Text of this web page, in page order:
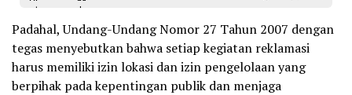
Padahal, Undang-Undang Nomor 27 Tahun 2007 dengan
tegas menyebutkan bahwa setiap kegiatan reklamasi
harus memiliki izin lokasi dan izin pengelolaan yang
berpihak pada kepentingan publik dan menjaga